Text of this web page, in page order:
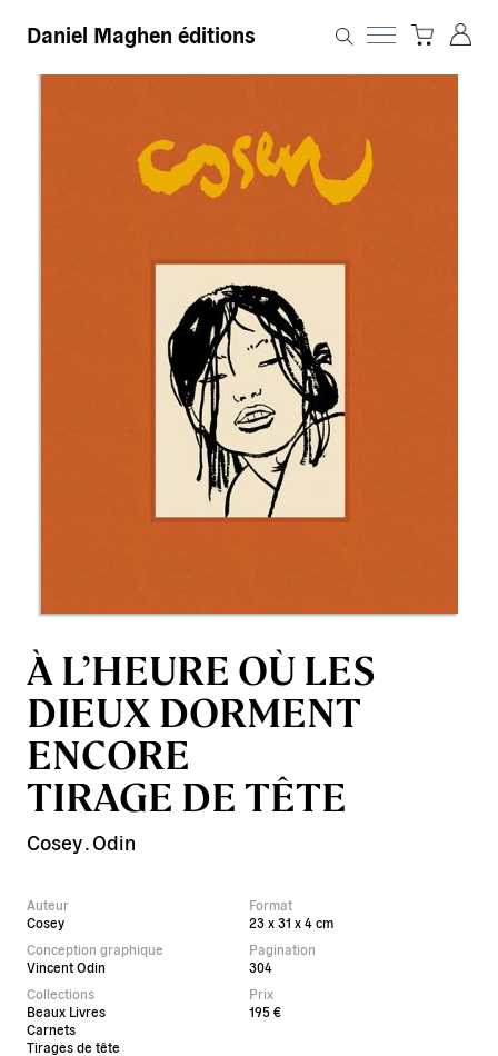
Daniel Maghen éditions
À L’HEURE OÙ LES
DIEUX DORMENT
ENCORE
TIRAGE DE TÊTE
Cosey.Odin
Auteur
Cosey
Conception graphique
Vincent Odin
Collections
Beaux Livres
Carnets
Tirages de tête
Format
23 x 31 x 4 cm
Pagination
304
Prix
195 €